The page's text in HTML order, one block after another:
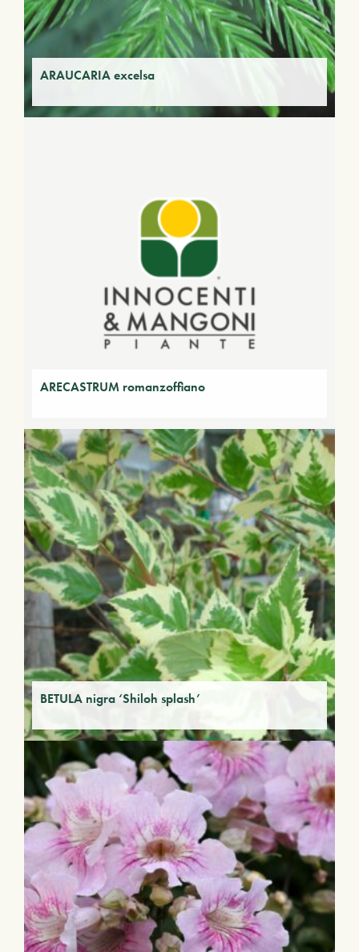
ARAUCARIA excelsa
ARECASTRUM romanzoffiano
BETULA nigra ‘Shiloh splash’